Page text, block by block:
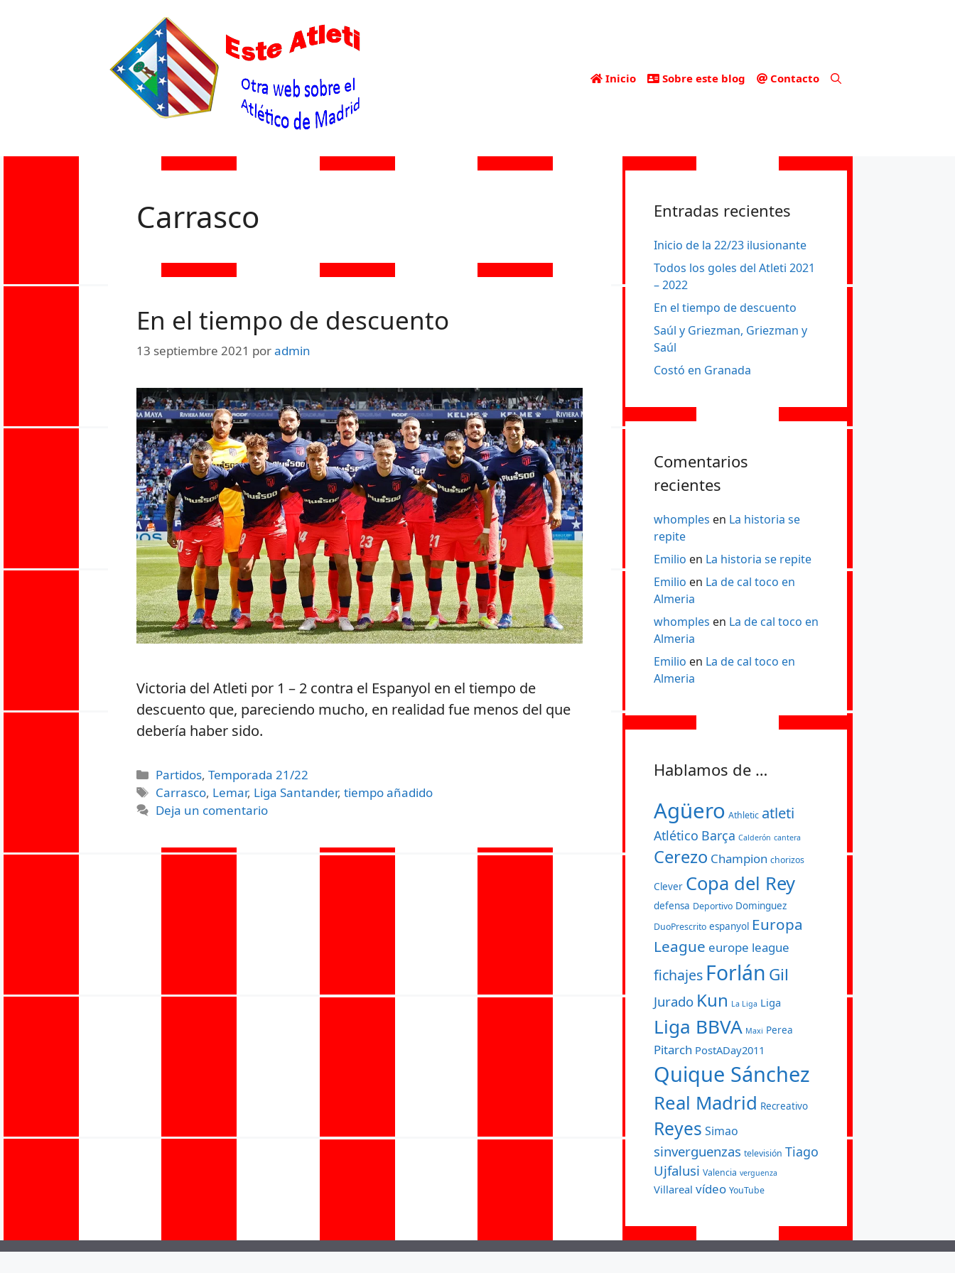
Inicio Sobre este blog Contacto
Carrasco
En el tiempo de descuento
13 septiembre 2021 poradmin
Victoria del Atleti por 1 – 2 contra el Espanyol en el tiempo de
descuento que, pareciendo mucho, en realidad fue menos del que
debería haber sido.
Partidos,Temporada 21/22
Carrasco, Lemar, Liga Santander,tiempo añadido
Deja un comentario
Entradas recientes
Inicio de la 22/23 ilusionante
Todos los goles del Atleti 2021
– 2022
En el tiempo de descuento
Saúl y Griezman, Griezman y
Saúl
Costó en Granada
Comentarios
recientes
whomples en La historia se
repite
Emilio en La historia se repite
Emilio en La de cal toco en
Almeria
whomples en La de cal toco en
Almeria
Emilio en La de cal toco en
Almeria
Hablamos de …
Agüero Athletic atleti
Atlético Barça Calderón cantera
Cerezo Champion chorizos
Clever Copa del Rey
defensa Deportivo Dominguez
DuoPrescrito espanyol Europa
League europe league
fichajes Forlán Gil
Jurado Kun La Liga Liga
Liga BBVA Maxi Perea
Pitarch PostADay2011
Quique Sánchez
Real Madrid Recreativo
Reyes Simao
sinverguenzas televisión Tiago
Ujfalusi Valencia verguenza
Villareal vídeo YouTube